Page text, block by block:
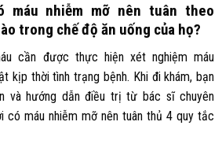
máu nhiễm mỡ nên tuân theo
trong chế độ ăn uống của họ?
cần được thực hiện xét nghiệm máu
kịp thời tình trạng bệnh. Khi đi khám, bạn
và hướng dẫn điều trị từ bác sĩ chuyên
có máu nhiễm mỡ nên tuân thủ 4 quy tắc